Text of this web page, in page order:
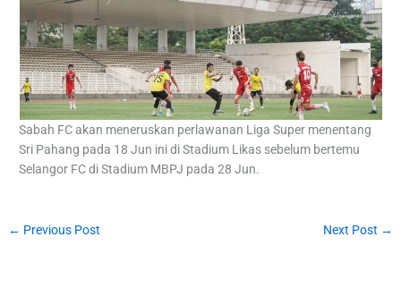
Sabah FC akan meneruskan perlawanan Liga Super menentang
Sri Pahang pada 18 Jun ini di Stadium Likas sebelum bertemu
Selangor FC di Stadium MBPJ pada 28 Jun.
← Previous Post Next Post →